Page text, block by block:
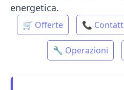
energetica.
🛒 Offerte 📞
🔧 Operazioni